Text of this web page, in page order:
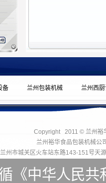
备 兰州包装机械 兰州西
Copyright 2011 © 兰州裕
兰州裕华食品包装机械公
兰州市城关区火车站东路143-151号
《中华人民